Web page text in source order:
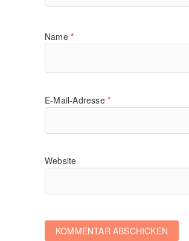
Name *
E-Mail-Adresse *
Website